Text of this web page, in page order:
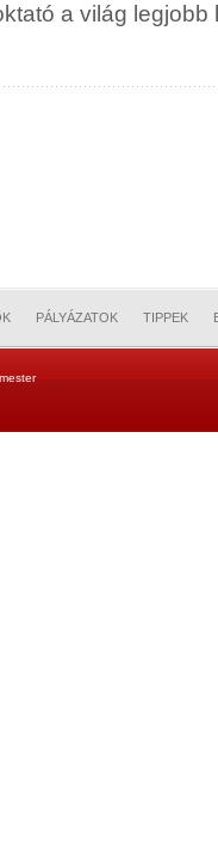
a világ
PÁLYÁZATOK TIPPEK